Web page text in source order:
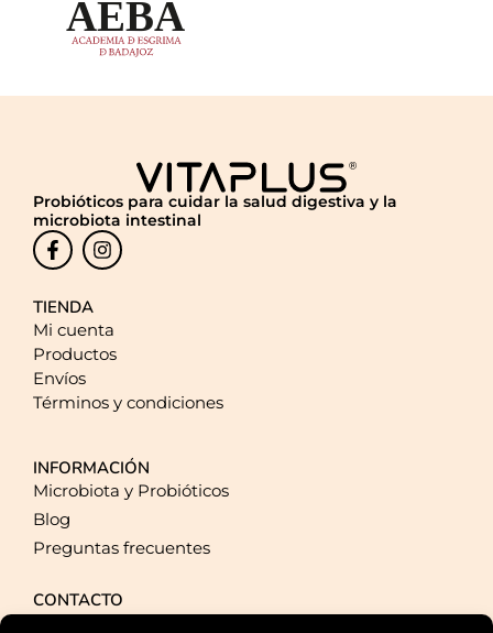
Probióticos para cuidar la salud digestiva y la
microbiota intestinal
TIENDA
Mi cuenta
Productos
Envíos
Términos y condiciones
INFORMACIÓN
Microbiota y Probióticos
Blog
Preguntas frecuentes
CONTACTO